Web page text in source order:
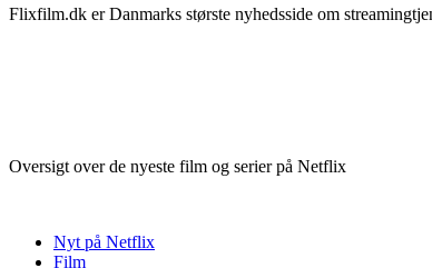
Flixfilm.dk er Danmarks største nyhedsside om
Oversigt over de nyeste film og serier på Netflix
Nyt på Netflix
Film